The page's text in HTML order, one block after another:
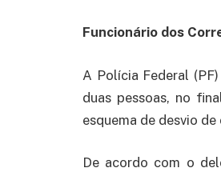
Funcionário dos
A Polícia Federal
duas pessoas, no
esquema de desvio
De acordo com o